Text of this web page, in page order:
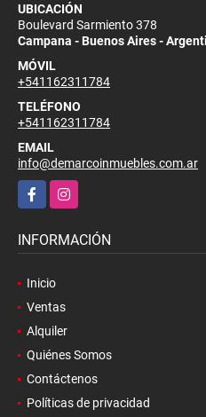
UBICACIÓN
Boulevard Sarmiento 378
Campana - Buenos Aires -
MÓVIL
+541162311784
TELÉFONO
+541162311784
EMAIL
info@demarcoinmuebles.com.ar
FacebookInstagram
INFORMACIÓN
Inicio
Ventas
Alquiler
Quiénes Somos
Contáctenos
Políticas de privacidad